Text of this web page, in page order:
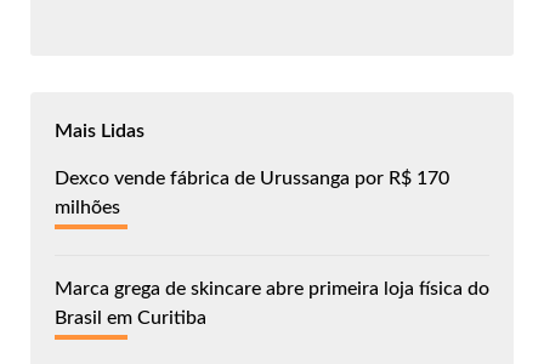
Mais Lidas
Dexco vende fábrica de Urussanga por R$ 170
milhões
Marca grega de skincare abre primeira loja física do
Brasil em Curitiba